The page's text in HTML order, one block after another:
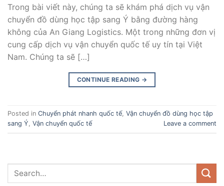
Trong bài viết này, chúng ta sẽ khám phá dịch vụ vận
chuyển đồ dùng học tập sang Ý bằng đường hàng
không của An Giang Logistics. Một trong những đơn vị
cung cấp dịch vụ vận chuyển quốc tế uy tín tại Việt
Nam. Chúng ta sẽ […]
CONTINUE READING →
Posted in Chuyển phát nhanh quốc tế Vận chuyển đồ dùng học tập
sang Ý Vận chuyển quốc tế Leave a comment